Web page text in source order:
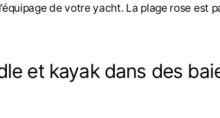
de votre yacht. La plage rose
et kayak dans des